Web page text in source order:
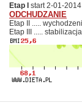
Etap I start 2-01-
ODCHUDZANIE
Etap II .....
Etap III .....